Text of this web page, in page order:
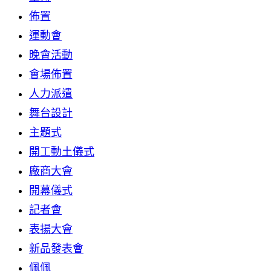
佈置
運動會
晚會活動
會場佈置
人力派遣
舞台設計
主題式
開工動土儀式
廠商大會
開幕儀式
記者會
表揚大會
新品發表會
佩佩